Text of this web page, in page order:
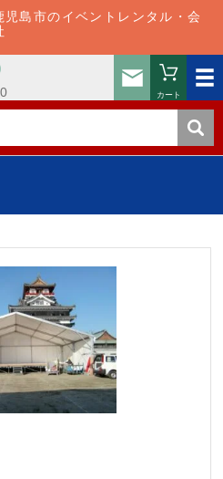
児島市のイベントレンタル・会
お問い
カート